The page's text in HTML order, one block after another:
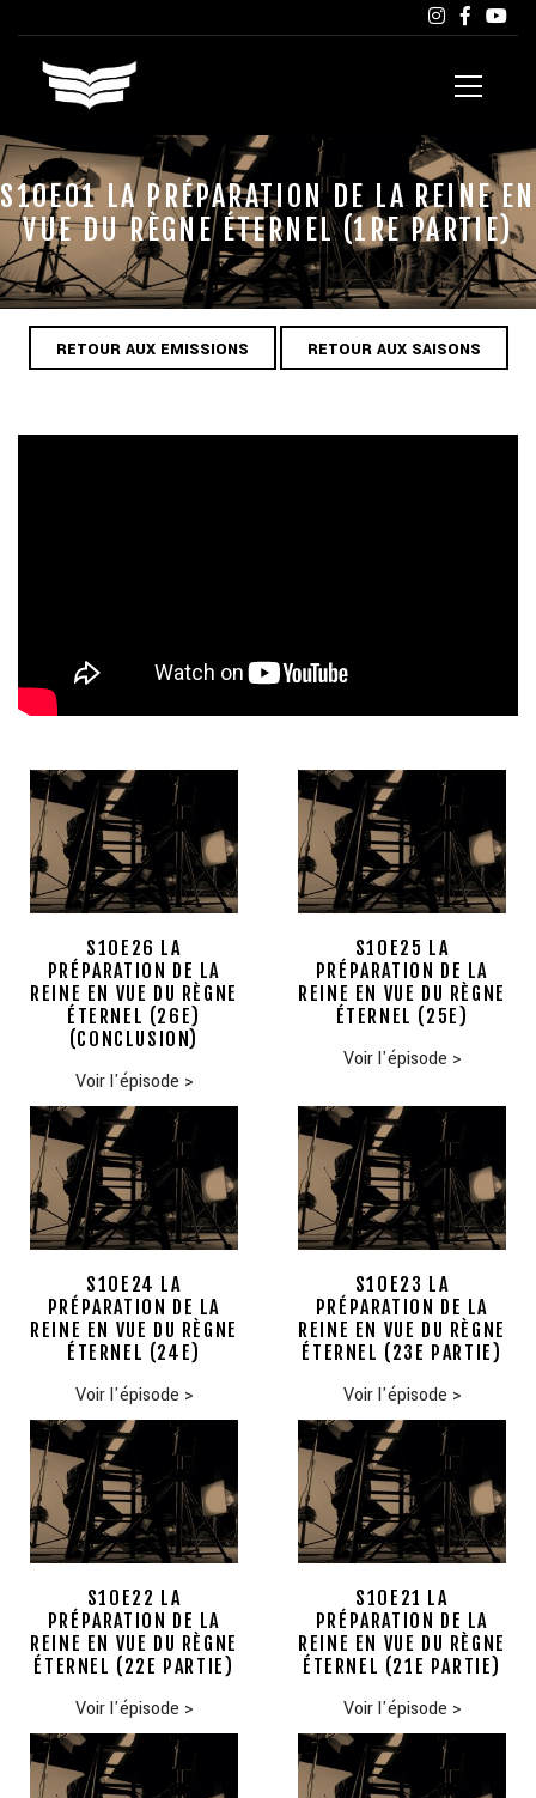
S10E01 LA PRÉPARATION DE LA REINE EN
VUE DU RÈGNE ÉTERNEL (1RE PARTIE)
RETOUR AUX EMISSIONS RETOUR AUX SAISONS
S10E26 LA
PRÉPARATION DE LA
REINE EN VUE DU RÈGNE
ÉTERNEL (26E)
(CONCLUSION)
Voir l'épisode >
S10E25 LA
PRÉPARATION DE LA
REINE EN VUE DU RÈGNE
ÉTERNEL (25E)
Voir l'épisode >
S10E24 LA
PRÉPARATION DE LA
REINE EN VUE DU RÈGNE
ÉTERNEL (24E)
Voir l'épisode >
S10E23 LA
PRÉPARATION DE LA
REINE EN VUE DU RÈGNE
ÉTERNEL (23E PARTIE)
Voir l'épisode >
S10E22 LA
PRÉPARATION DE LA
REINE EN VUE DU RÈGNE
ÉTERNEL (22E PARTIE)
Voir l'épisode >
S10E21 LA
PRÉPARATION DE LA
REINE EN VUE DU RÈGNE
ÉTERNEL (21E PARTIE)
Voir l'épisode >